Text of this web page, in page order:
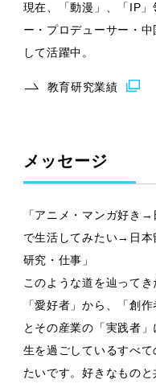
現在、「動漫」、「IP
ー・プロデューサー・
して活躍中。
教育研究業績
メッセージ
「アニメ・マンガ好き
で生活してみたい→日
研究・仕事」
このような道を辿って
「愛好者」から、「創
とその産業の「実践者
生を過ごしているすべ
たいです。好きなもの